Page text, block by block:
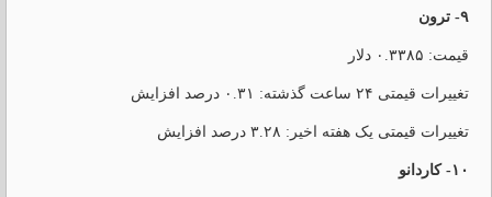
۹- ترون
قیمت: ۰.۳۳۸۵ دلار
تغییرات قیمتی ۲۴ ساعت گذشته: ۰.۳۱ درصد افزایش
تغییرات قیمتی یک هفته اخیر: ۳.۲۸ درصد افزایش
۱۰- کاردانو